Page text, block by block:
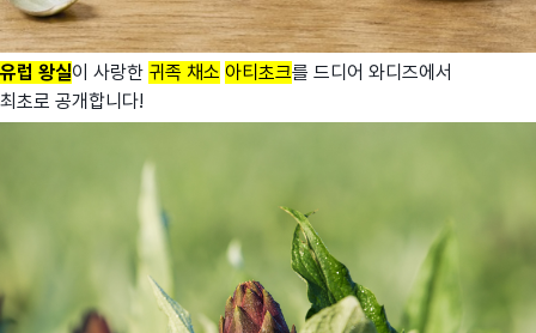
유럽 왕실이 사랑한 귀족 채소 아티초크를 드디어 와디즈에서
최초로 공개합니다!